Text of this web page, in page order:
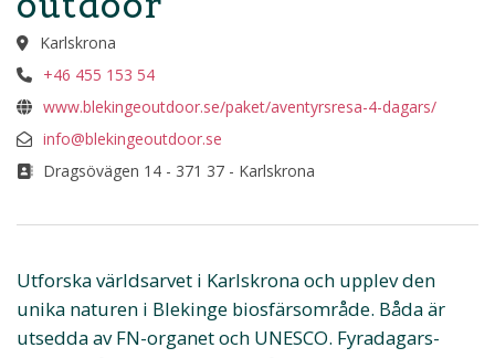
Karlskrona
+46 455 153 54
www.blekingeoutdoor.se/paket/aventyrsresa-4-dagars/
info@blekingeoutdoor.se
Dragsövägen 14 - 371 37 - Karlskrona
Utforska världsarvet i Karlskrona och upplev den
unika naturen i Blekinge biosfärsområde. Båda är
utsedda av FN-organet och UNESCO. Fyradagars-